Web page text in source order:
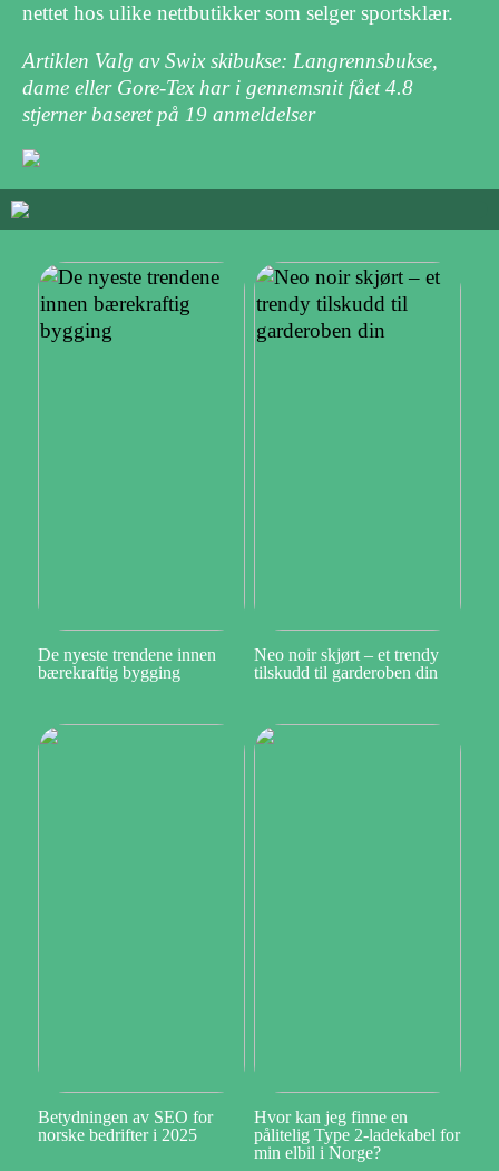
nettet hos ulike nettbutikker som selger sportsklær.
Artiklen Valg av Swix skibukse: Langrennsbukse,
dame eller Gore-Tex har i gennemsnit fået4.8
stjerner baseret på 19 anmeldelser
De nyeste trendene innen
bærekraftig bygging
Neo noir skjørt – et trendy
tilskudd til garderoben din
Betydningen av SEO for
norske bedrifter i 2025
Hvor kan jeg finne en
pålitelig Type 2-ladekabel for
min elbil i Norge?